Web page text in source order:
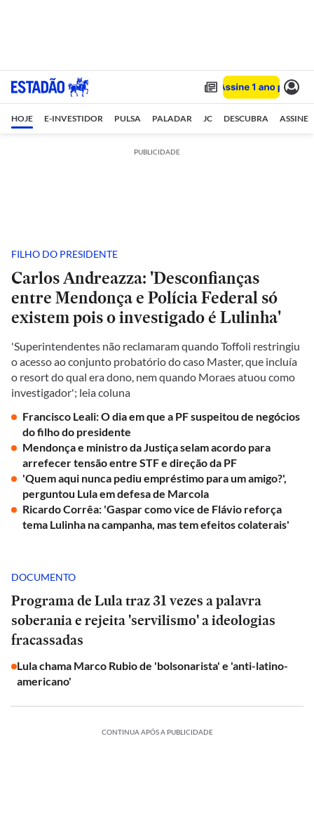
HOJE E-INVESTIDOR PULSA PALADAR JC DESCUBRA ASSINE
PUBLICIDADE
FILHO DO PRESIDENTE
Carlos Andreazza: 'Desconfianças
entre Mendonça e Polícia Federal só
existem pois o investigado é Lulinha'
'Superintendentes não reclamaram quando Toffoli restringiu
o acesso ao conjunto probatório do caso Master, que incluía
o resort do qual era dono, nem quando Moraes atuou como
investigador'; leia coluna
Francisco Leali: O dia em que a PF suspeitou de negócios
do filho do presidente
Mendonça e ministro da Justiça selam acordo para
arrefecer tensão entre STF e direção da PF
'Quem aqui nunca pediu empréstimo para um amigo?',
perguntou Lula em defesa de Marcola
Ricardo Corrêa: 'Gaspar como vice de Flávio reforça
tema Lulinha na campanha, mas tem efeitos colaterais'
DOCUMENTO
Programa de Lula traz 31 vezes a palavra
soberania e rejeita 'servilismo' a ideologias
fracassadas
Lula chama Marco Rubio de 'bolsonarista' e 'anti-latino-
americano'
CONTINUA APÓS A PUBLICIDADE